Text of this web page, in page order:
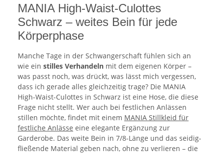
MANIA High-Waist-Culottes
Schwarz – weites Bein für jede
Körperphase
Manche Tage in der Schwangerschaft fühlen sich an
wie ein stilles Verhandeln mit dem eigenen Körper –
was passt noch, was drückt, was lässt mich vergessen,
dass ich gerade alles gleichzeitig trage? Die MANIA
High-Waist-Culottes in Schwarz ist eine Hose, die diese
Frage nicht stellt. Wer auch bei festlichen Anlässen
stillen möchte, findet mit einem MANIA Stillkleid für
festliche Anlässe eine elegante Ergänzung zur
Garderobe. Das weite Bein in 7/8-Länge und das seidig-
fließende Material geben nach, ohne zu verlieren – die